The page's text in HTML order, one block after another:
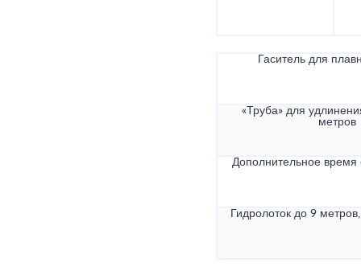
Гаситель для
«Труба» для
метров
Дополнительное
Гидролоток до 9